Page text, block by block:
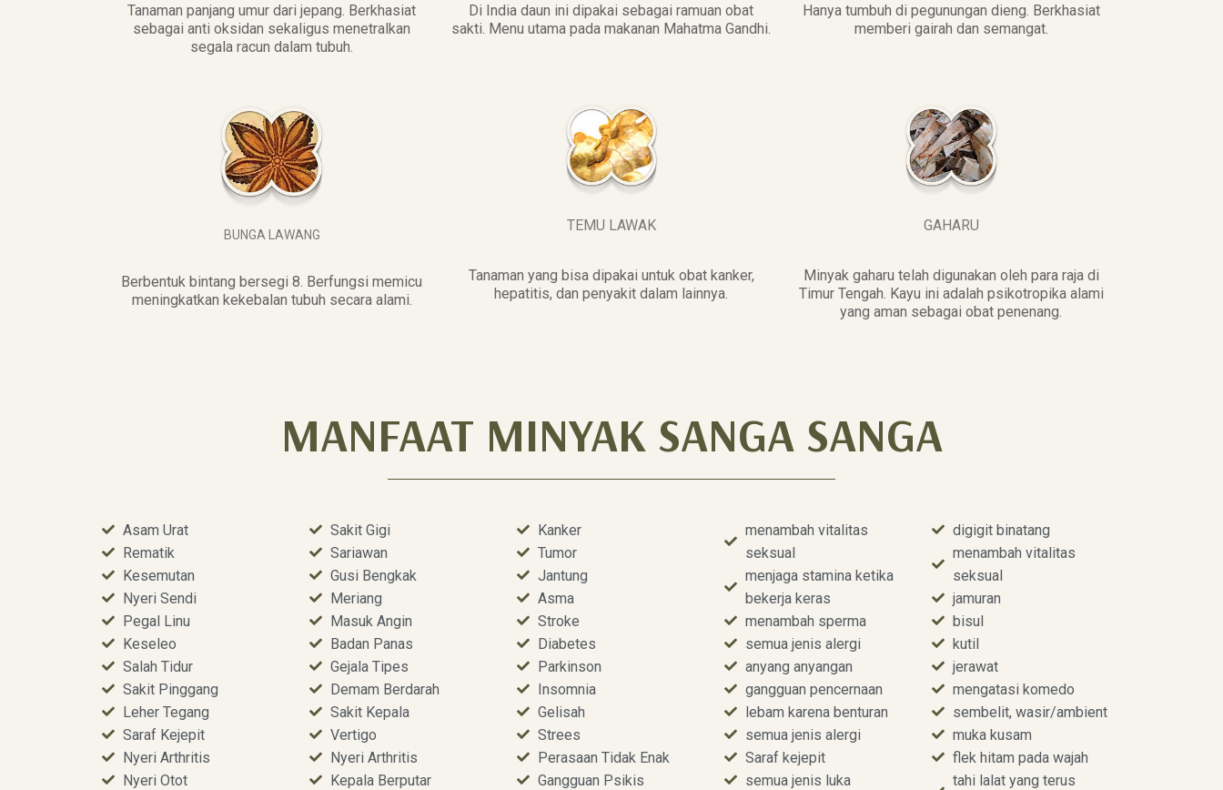
Tanaman panjang umur dari jepang. Berkhasiat
sebagai anti oksidan sekaligus menetralkan
segala racun dalam tubuh.
Di India daun ini dipakai sebagai ramuan obat
sakti. Menu utama pada makanan Mahatma Gandhi.
Hanya tumbuh di pegunungan dieng. Berkhasiat
memberi gairah dan semangat.
BUNGA LAWANG
Berbentuk bintang bersegi 8. Berfungsi memicu
meningkatkan kekebalan tubuh secara alami.
TEMU LAWAK
Tanaman yang bisa dipakai untuk obat kanker,
hepatitis, dan penyakit dalam lainnya.
GAHARU
Minyak gaharu telah digunakan oleh para raja di
Timur Tengah. Kayu ini adalah psikotropika alami
yang aman sebagai obat penenang.
MANFAAT MINYAK SANGA SANGA
Asam Urat
Rematik
Kesemutan
Nyeri Sendi
Pegal Linu
Keseleo
Salah Tidur
Sakit Pinggang
Leher Tegang
Saraf Kejepit
Nyeri Arthritis
Nyeri Otot
Sakit Gigi
Sariawan
Gusi Bengkak
Meriang
Masuk Angin
Badan Panas
Gejala Tipes
Demam Berdarah
Sakit Kepala
Vertigo
Nyeri Arthritis
Kepala Berputar
Kanker
Tumor
Jantung
Asma
Stroke
Diabetes
Parkinson
Insomnia
Gelisah
Strees
Perasaan Tidak Enak
Gangguan Psikis
menambah vitalitas
seksual
menjaga stamina ketika
bekerja keras
menambah sperma
semua jenis alergi
anyang anyangan
gangguan pencernaan
lebam karena benturan
semua jenis alergi
Saraf kejepit
semua jenis luka
digigit binatang
menambah vitalitas
seksual
jamuran
bisul
kutil
jerawat
mengatasi komedo
sembelit, wasir/ambient
muka kusam
flek hitam pada wajah
tahi lalat yang terus